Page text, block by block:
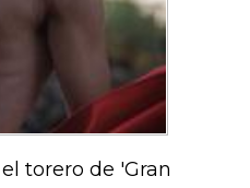
torero de 'Gran